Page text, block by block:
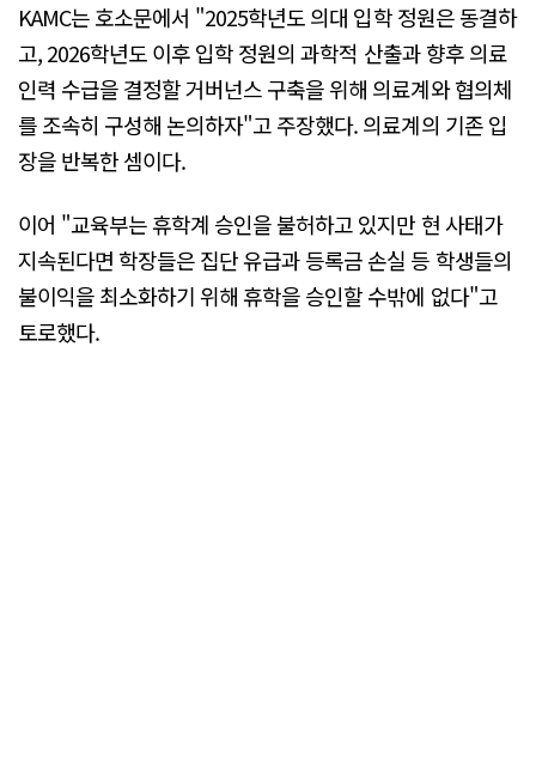
KAMC는 호소문에서 "2025학년도 의대 입학 정원은 동결하
고, 2026학년도 이후 입학 정원의 과학적 산출과 향후 의료
인력 수급을 결정할 거버넌스 구축을 위해 의료계와 협의체
를 조속히 구성해 논의하자"고 주장했다. 의료계의 기존 입
장을 반복한 셈이다.
이어 "교육부는 휴학계 승인을 불허하고 있지만 현 사태가
지속된다면 학장들은 집단 유급과 등록금 손실 등 학생들의
불이익을 최소화하기 위해 휴학을 승인할 수밖에 없다"고
토로했다.